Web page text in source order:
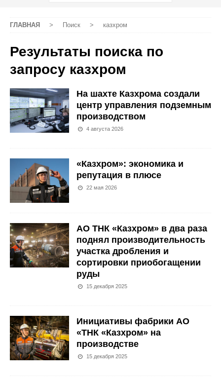
ГЛАВНАЯ > Поиск > казхром
Результаты поиска по
запросу казхром
На шахте Казхрома создали
центр управления подземным
производством
4 августа 2026
«Казхром»: экономика и
репутация в плюсе
22 мая 2026
АО ТНК «Казхром» в два раза
поднял производительность
участка дробления и
сортировки приобогащении
руды
15 декабря 2025
Инициативы фабрики АО
«ТНК «Казхром» на
производстве
15 декабря 2025